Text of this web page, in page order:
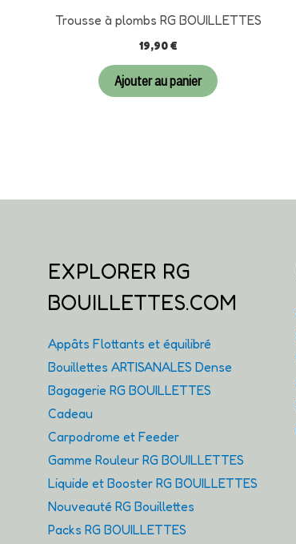
Trousse à plombs RG BOUILLETTES
19,90€
Ajouter au panier
EXPLORER RG
BOUILLETTES.COM
Appâts Flottants et équilibré
Bouillettes ARTISANALES Dense
Bagagerie RG BOUILLETTES
Cadeau
Carpodrome et Feeder
Gamme Rouleur RG BOUILLETTES
Liquide et Booster RG BOUILLETTES
Nouveauté RG Bouillettes
Packs RG BOUILLETTES